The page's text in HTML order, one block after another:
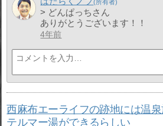
> どんぱっちさん
ありがとうございます！！
4年前
西麻布エーライフの跡地には温
テルマー湯ができるらしい